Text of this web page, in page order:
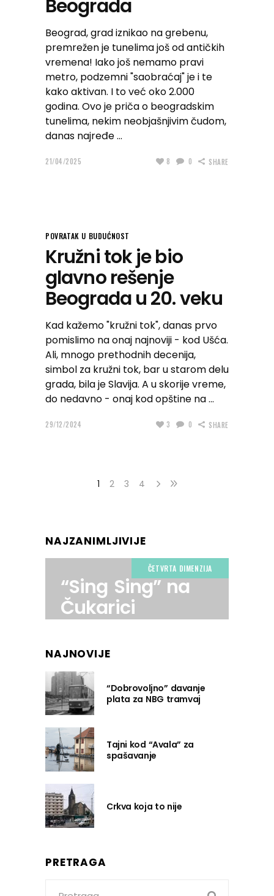
Beograda
Beograd, grad iznikao na grebenu,
premrežen je tunelima još od antičkih
vremena! Iako još nemamo pravi
metro, podzemni "saobraćaj" je i te
kako aktivan. I to već oko 2.000
godina. Ovo je priča o beogradskim
tunelima, nekim neobjašnjivim čudom,
danas najređe
21/04/2025 8 0 SHARE
POVRATAK U BUDUĆNOST
Kružni tok je bio
glavno rešenje
Beograda u 20. veku
Kad kažemo "kružni tok", danas prvo
pomislimo na onaj najnoviji - kod Ušća.
Ali, mnogo prethodnih decenija,
simbol za kružni tok, bar u starom delu
grada, bila je Slavija. A u skorije vreme,
do nedavno - onaj kod opštine na
29/12/2024 3 0 SHARE
1 2 3 4
NAJZANIMLJIVIJE
ČETVRTA DIMENZIJA
“Sing Sing” na
Čukarici
NAJNOVIJE
“Dobrovoljno” davanje
plata za NBG tramvaj
Tajni kod “Avala” za
spašavanje
Crkva koja to nije
PRETRAGA